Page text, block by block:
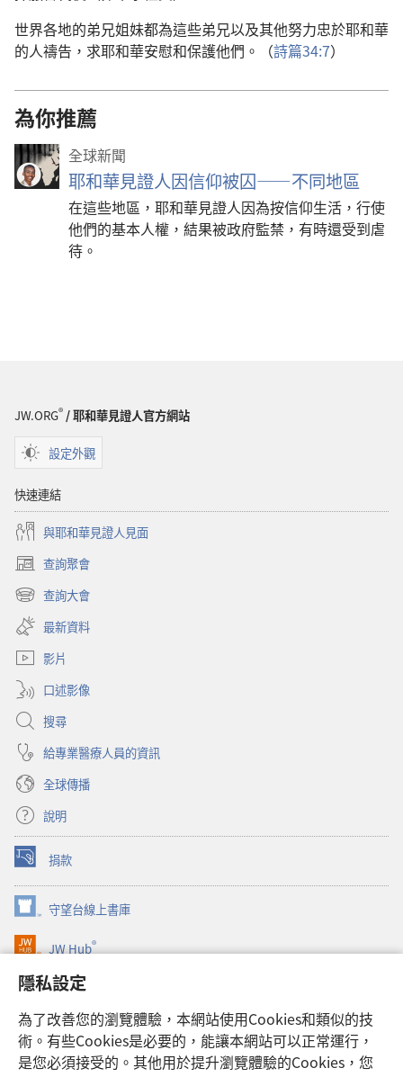
隱私設定
為了改善您的瀏覽體驗，本網站使用Cookies和類似的技
術。有些Cookies是必要的，能讓本網站可以正常運行，
是您必須接受的。其他用於提升瀏覽體驗的Cookies，您
世界各地的弟兄姐妹都為這些弟兄以及其他努力忠於耶和華
的人禱告，求耶和華安慰和保護他們。（詩篇34:7）
為你推薦
全球新聞
耶和華見證人因信仰被囚——不同地區
在這些地區，耶和華見證人因為按信仰生活，行使
他們的基本人權，結果被政府監禁，有時還受到虐
待。
JW.ORG®/ 耶和華見證人官方網站
設定外觀
快速連結
與耶和華見證人見面
查詢聚會
（開
啟
新
視
窗）
查詢大會
（開
啟
新
視
最新資料
影片
口述影像
搜尋
給專業醫療人員的資訊
全球傳播
說明
捐款
（開
啟
新
視
窗）
守望台線上書庫
（開
啟
新
窗）
JW Hub®
（開
啟
新
窗）
JW Library®
Watchtower Library